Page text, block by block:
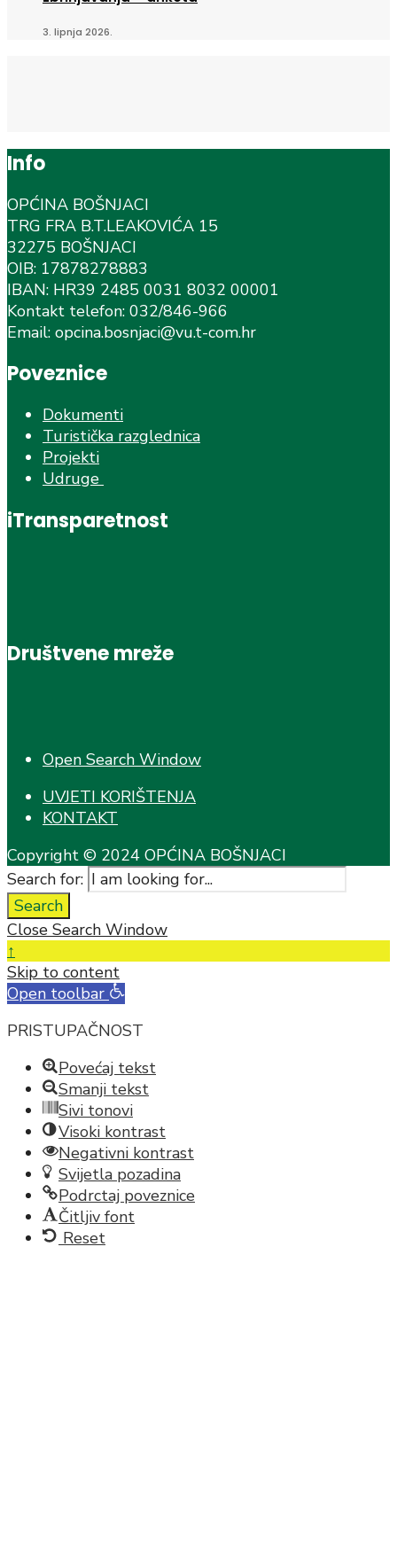
3. lipnja 2026.
Info
OPĆINA BOŠNJACI
TRG FRA B.T.LEAKOVIĆA 15
32275 BOŠNJACI
OIB: 17878278883
IBAN: HR39 2485 0031 8032 00001
Kontakt telefon: 032/846-966
Email: opcina.bosnjaci@vu.t-com.hr
Poveznice
Dokumenti
Turistička razglednica
Projekti
Udruge
iTransparetnost
Društvene mreže
Open Search Window
UVJETI KORIŠTENJA
KONTAKT
Copyright © 2024 OPĆINA BOŠNJACI
Search for:
Search
Close Search Window
↑
Skip to content
Open toolbar
PRISTUPAČNOST
Povećaj tekst
Smanji tekst
Sivi tonovi
Visoki kontrast
Negativni kontrast
Svijetla pozadina
Podrctaj poveznice
Čitljiv font
Reset